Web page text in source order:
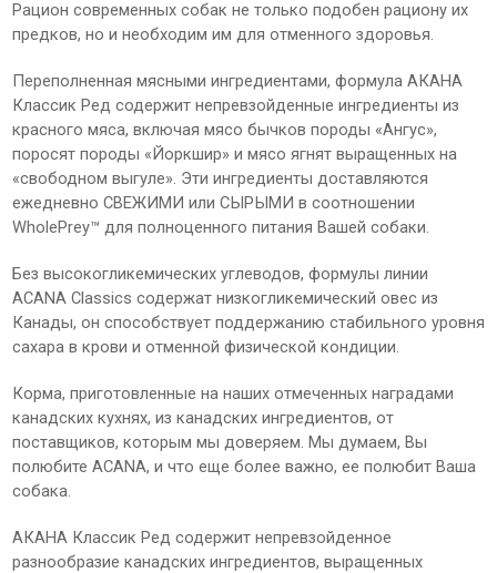
Рацион современных собак не только подобен рациону их
предков, но и необходим им для отменного здоровья.
Переполненная мясными ингредиентами, формула АКАНА
Классик Ред содержит непревзойденные ингредиенты из
красного мяса, включая мясо бычков породы «Ангус»,
поросят породы «Йоркшир» и мясо ягнят выращенных на
«свободном выгуле». Эти ингредиенты доставляются
ежедневно СВЕЖИМИ или СЫРЫМИ в соотношении
WholePrey™ для полноценного питания Вашей собаки.
Без высокогликемических углеводов, формулы линии
ACANA Classics содержат низкогликемический овес из
Канады, он способствует поддержанию стабильного уровня
сахара в крови и отменной физической кондиции.
Корма, приготовленные на наших отмеченных наградами
канадских кухнях, из канадских ингредиентов, от
поставщиков, которым мы доверяем. Мы думаем, Вы
полюбите ACANA, и что еще более важно, ее полюбит Ваша
собака.
АКАНА Классик Ред содержит непревзойденное
разнообразие канадских ингредиентов, выращенных